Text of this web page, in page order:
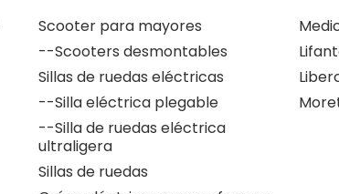
Scooter para mayores
--Scooters desmontables
Sillas de ruedas eléctricas
--Silla eléctrica plegable
--Silla de ruedas eléctrica
ultraligera
Sillas de ruedas